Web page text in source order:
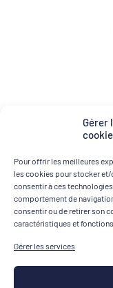
Gérer
Pour offrir les meilleures
les cookies pour stocker
consentir à ces
comportement de
consentir ou de retirer son
caractéristiques et fonctions.
Gérer les services